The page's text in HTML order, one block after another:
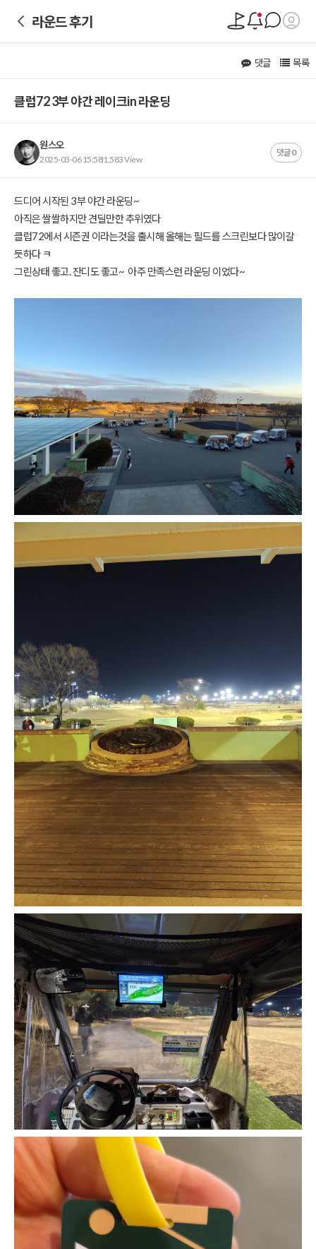
라운드 후기
댓글 목록
클럽72 3부 야간 레이크in 라운딩
원스오
2025-03-06 15:58 1,583 View
댓글 0
본문
드디어 시작된 3부 야간 라운딩~
아직은 쌀쌀하지만 견딜만한 추위였다
클럽72에서 시즌권 이라는것을 출시해 올해는 필드를 스크린보다 많이갈
듯하다 ㅋ
그린상태 좋고. 잔디도 좋고~ 아주 만족스런 라운딩 이었다~